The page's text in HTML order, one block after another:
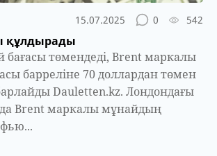
15.07.2025 0 542
құлдырады
бағасы төмендеді, Brent маркалы
барреліне 70 доллардан төмен
Dauletten.kz. Лондондағы
Brent маркалы мұнайдың